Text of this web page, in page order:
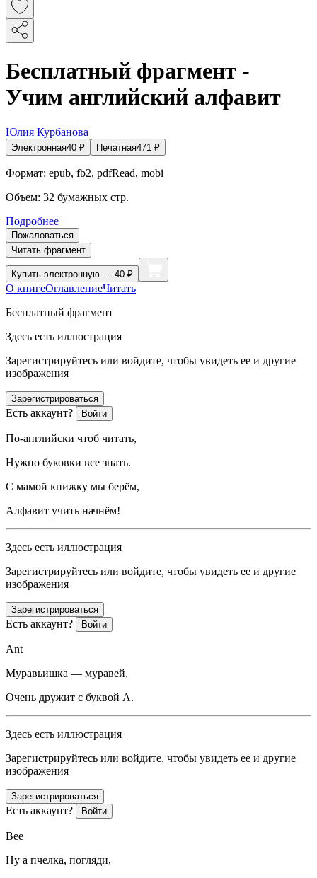
Бесплатный фрагмент -
Учим английский алфавит
Юлия Курбанова
Электронная40 ₽ Печатная471 ₽
Формат: epub, fb2, pdfRead, mobi
Объем: 32 бумажных стр.
Подробнее
Пожаловаться
Читать фрагмент
Купить электронную — 40 ₽
О книгеОглавлениеЧитать
Бесплатный фрагмент
Здесь есть иллюстрация
Зарегистрируйтесь или войдите, чтобы увидеть ее и другие
изображения
Зарегистрироваться
Есть аккаунт? Войти
По-английски чтоб читать,
Нужно буковки все знать.
С мамой книжку мы берём,
Алфавит учить начнём!
Здесь есть иллюстрация
Зарегистрируйтесь или войдите, чтобы увидеть ее и другие
изображения
Зарегистрироваться
Есть аккаунт? Войти
Ant
Муравьишка — муравей,
Очень дружит с буквой A.
Здесь есть иллюстрация
Зарегистрируйтесь или войдите, чтобы увидеть ее и другие
изображения
Зарегистрироваться
Есть аккаунт? Войти
Bee
Ну а пчелка, погляди,